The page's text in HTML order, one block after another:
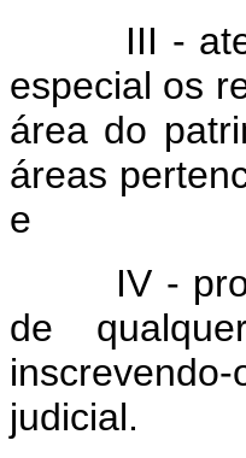
III -
especial os
área do
áreas
e
IV -
de
judicial.